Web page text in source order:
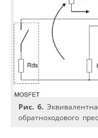
Рис. 6.
обратноходового